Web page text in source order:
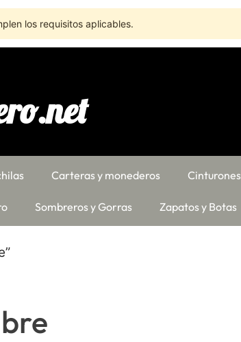
los requisitos aplicables.
Carteras y monederos Cinturones
Sombreros y Gorras Zapatos y Botas